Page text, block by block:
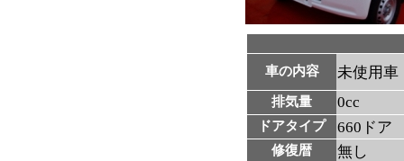
車の内容 未使用車
排気量 0cc
ドアタイプ 660ドア
修復暦 無し